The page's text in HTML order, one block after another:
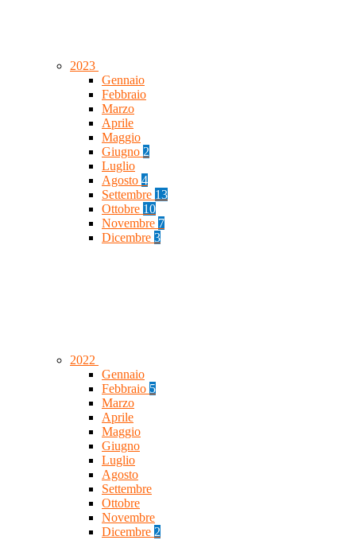
2023
Gennaio
Febbraio
Marzo
Aprile
Maggio
Giugno 2
Luglio
Agosto 4
Settembre 13
Ottobre 10
Novembre 7
Dicembre 3
2022
Gennaio
Febbraio 5
Marzo
Aprile
Maggio
Giugno
Luglio
Agosto
Settembre
Ottobre
Novembre
Dicembre 2